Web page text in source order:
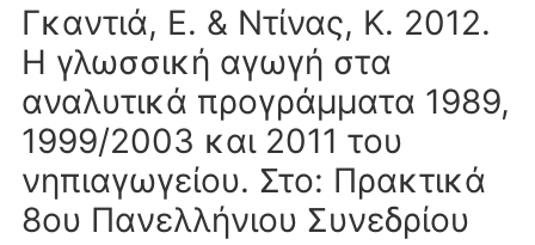
Γκαντιά, Ε. & Ντίνας, Κ. 2012.
Η γλωσσική αγωγή στα
αναλυτικά προγράμματα 1989,
1999/2003 και 2011 του
νηπιαγωγείου. Στο: Πρακτικά
8ου Πανελλήνιου Συνεδρίου